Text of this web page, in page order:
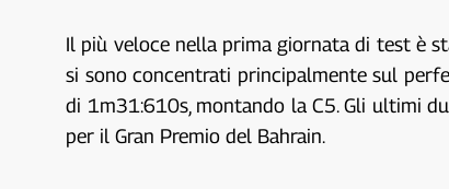
Il più veloce nella prima giornata di test è
si sono concentrati principalmente sul
di 1m31:610s, montando la C5. Gli ultimi
per il Gran Premio del Bahrain.